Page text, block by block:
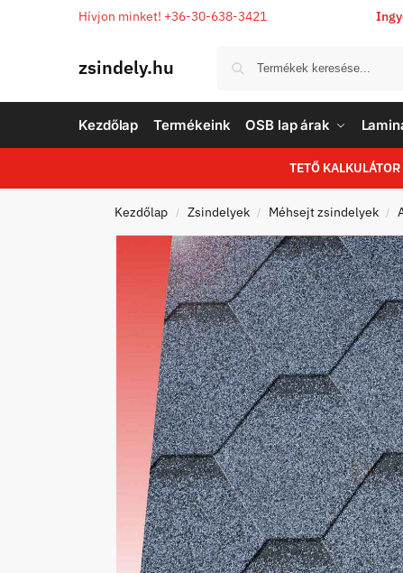
Hívjon minket! +36-30-638-3421
zsindely.hu
Kezdőlap Termékeink OSB lap árak
TETŐ KALKULÁTOR
Kezdőlap / Zsindelyek / Méhsejt zsindelyek /